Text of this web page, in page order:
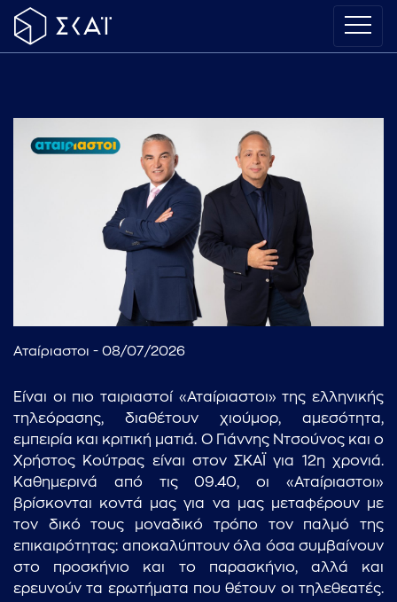
Αταίριαστοι - 08/07/2026
Είναι οι πιο ταιριαστοί «Αταίριαστοι» της ελληνικής
τηλεόρασης, διαθέτουν χιούμορ, αμεσότητα,
εμπειρία και κριτική ματιά. Ο Γιάννης Ντσούνος και ο
Χρήστος Κούτρας είναι στον ΣΚΑΪ για 12η χρονιά.
Καθημερινά από τις 09.40, οι «Αταίριαστοι»
βρίσκονται κοντά μας για να μας μεταφέρουν με
τον δικό τους μοναδικό τρόπο τον παλμό της
επικαιρότητας: αποκαλύπτουν όλα όσα συμβαίνουν
στο προσκήνιο και το παρασκήνιο, αλλά και
ερευνούν τα ερωτήματα που θέτουν οι τηλεθεατές.